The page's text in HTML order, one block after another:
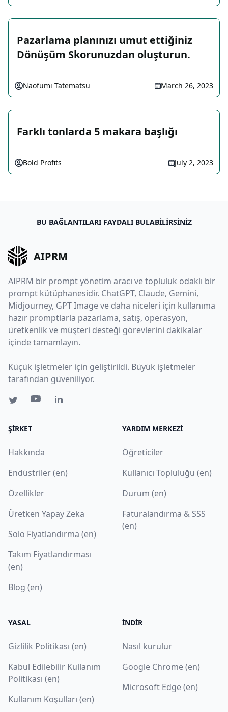
Pazarlama planınızı umut ettiğiniz
Dönüşüm Skorunuzdan oluşturun.
Naofumi Tatematsu March 26, 2023
Farklı tonlarda 5 makara başlığı
Bold Profits July 2, 2023
BU BAĞLANTILARI FAYDALI BULABILIRSINIZ
AIPRM
AIPRM bir prompt yönetim aracı ve topluluk odaklı bir
prompt kütüphanesidir. ChatGPT, Claude, Gemini,
Midjourney, GPT Image ve daha niceleri için kullanıma
hazır promptlarla pazarlama, satış, operasyon,
üretkenlik ve müşteri desteği görevlerini dakikalar
içinde tamamlayın.
Küçük işletmeler için geliştirildi. Büyük işletmeler
tarafından güveniliyor.
ŞIRKET
Hakkında
Endüstriler (en)
Özellikler
Üretken Yapay Zeka
Solo Fiyatlandırma (en)
Takım Fiyatlandırması
(en)
Blog (en)
YARDIM MERKEZI
Öğreticiler
Kullanıcı Topluluğu (en)
Durum (en)
Faturalandırma & SSS
(en)
YASAL
Gizlilik Politikası (en)
Kabul Edilebilir Kullanım
Politikası (en)
Kullanım Koşulları (en)
İNDIR
Nasıl kurulur
Google Chrome (en)
Microsoft Edge (en)